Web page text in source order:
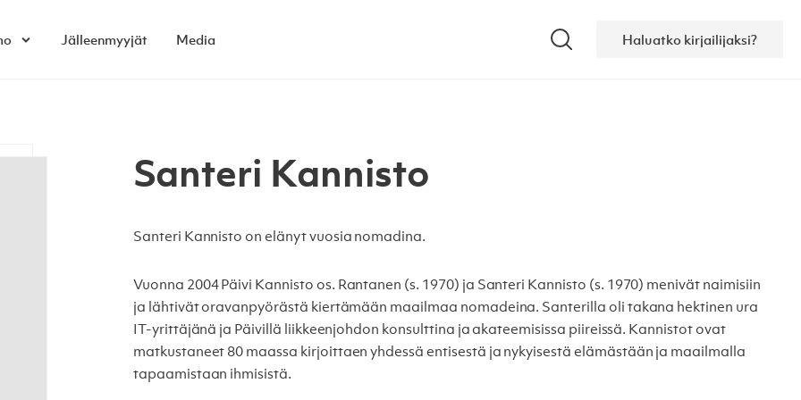
Open child menu
Jälleenmyyjät Media Haluatko kirjailijaksi?
Hae
Santeri Kannisto
Santeri Kannisto on elänyt vuosia nomadina.
Vuonna 2004 Päivi Kannisto os. Rantanen (s. 1970) ja Santeri Kannisto (s. 1970) menivät naimisiin
ja lähtivät oravanpyörästä kiertämään maailmaa nomadeina. Santerilla oli takana hektinen ura
IT-yrittäjänä ja Päivillä liikkeenjohdon konsulttina ja akateemisissa piireissä. Kannistot ovat
matkustaneet 80 maassa kirjoittaen yhdessä entisestä ja nykyisestä elämästään ja maailmalla
tapaamistaan ihmisistä.